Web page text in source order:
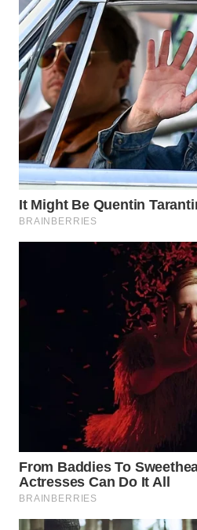
NATUNA
WN
BINTAN
WN
MANDALIKA
WN
LIKUPANG
WN
LABUANBAJO
WAHANA
WAHANA
TANI
WAHANA